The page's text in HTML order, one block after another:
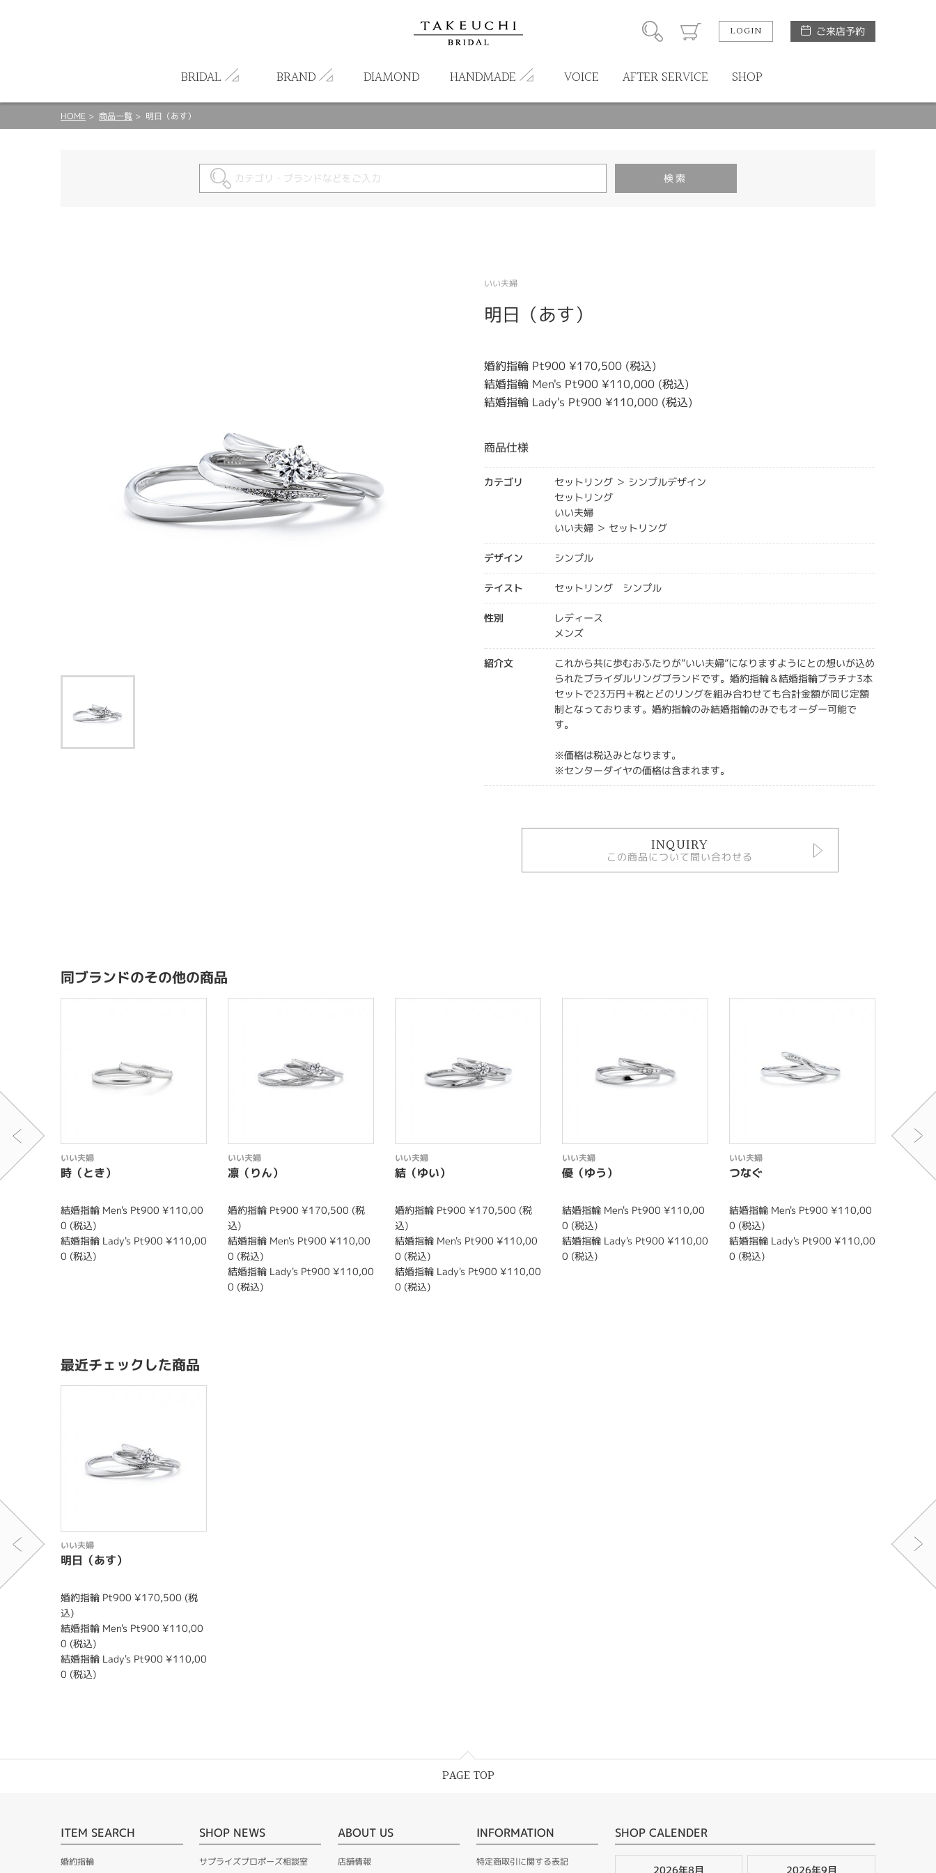
LOGIN ご来店予約
BRIDAL BRAND DIAMOND HANDMADE VOICE AFTER SERVICE SHOP
HOME 商品一覧 明日（あす）
いい夫婦
明日（あす）
婚約指輪 Pt900 ¥170,500 (税込)
結婚指輪 Men's Pt900 ¥110,000 (税込)
結婚指輪 Lady's Pt900 ¥110,000 (税込)
商品仕様
カテゴリ
セットリング ＞ シンプルデザイン
セットリング
いい夫婦
いい夫婦 ＞ セットリング
デザイン シンプル
テイスト セットリング シンプル
性別
レディース
メンズ
紹介文
これから共に歩むおふたりが”いい夫婦”になりますようにとの想いが込め
られたブライダルリングブランドです。婚約指輪＆結婚指輪プラチナ3本
セットで23万円＋税とどのリングを組み合わせても合計金額が同じ定額
制となっております。婚約指輪のみ結婚指輪のみでもオーダー可能で
す。
※価格は税込みとなります。
※センターダイヤの価格は含まれます。
INQUIRY
この商品について問い合わせる
同ブランドのその他の商品
いい夫婦
時（とき）
結婚指輪 Men's Pt900 ¥110,00
0 (税込)
結婚指輪 Lady's Pt900 ¥110,00
0 (税込)
いい夫婦
凛（りん）
婚約指輪 Pt900 ¥170,500 (税
込)
結婚指輪 Men's Pt900 ¥110,00
0 (税込)
結婚指輪 Lady's Pt900 ¥110,00
0 (税込)
いい夫婦
結（ゆい）
婚約指輪 Pt900 ¥170,500 (税
込)
結婚指輪 Men's Pt900 ¥110,00
0 (税込)
結婚指輪 Lady's Pt900 ¥110,00
0 (税込)
いい夫婦
優（ゆう）
結婚指輪 Men's Pt900 ¥110,00
0 (税込)
結婚指輪 Lady's Pt900 ¥110,00
0 (税込)
いい夫婦
つなぐ
結婚指輪 Men's Pt900 ¥110,00
0 (税込)
結婚指輪 Lady's Pt900 ¥110,00
0 (税込)
いい夫婦
はるか
最近チェックした商品
いい夫婦
明日（あす）
婚約指輪 Pt900 ¥170,500 (税
込)
結婚指輪 Men's Pt900 ¥110,00
0 (税込)
結婚指輪 Lady's Pt900 ¥110,00
0 (税込)
PAGE TOP
ITEM SEARCH
婚約指輪
SHOP NEWS
サプライズプロポーズ相談室
ABOUT US
店舗情報
INFORMATION
特定商取引に関する表記
SHOP CALENDER
2026年8月 2026年9月